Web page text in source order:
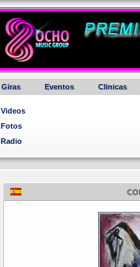
Giras Eventos Clinicas
Videos
Fotos
Radio